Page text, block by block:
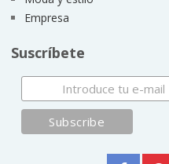
Empresa
Suscríbete